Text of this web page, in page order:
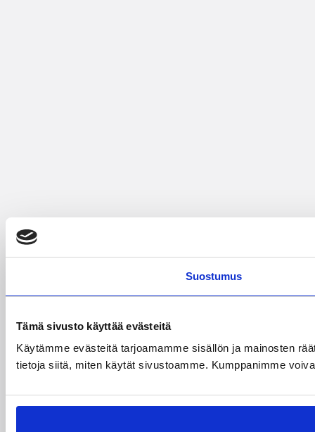
Suostumus
Tämä sivusto käyttää evästeitä
Käytämme evästeitä tarjoamamme sisällön ja mainosten
tietoja siitä, miten käytät sivustoamme. Kumppanimme